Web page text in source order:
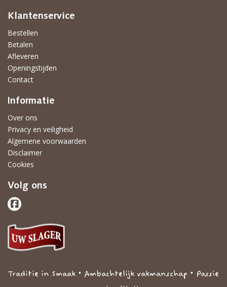
Klantenservice
Bestellen
Betalen
Afleveren
Openingstijden
Contact
Informatie
Over ons
Privacy en veiligheid
Algemene voorwaarden
Disclaimer
Cookies
Volg ons
Traditie in Smaak • Ambachtelijk vakmanschap • Passie